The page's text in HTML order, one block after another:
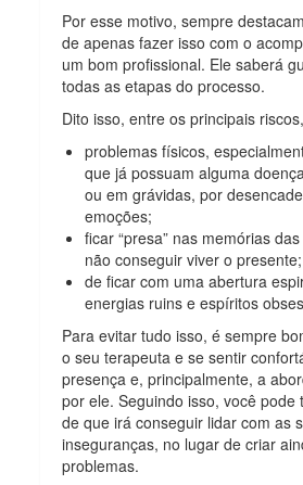
Por esse motivo, sempre
de apenas fazer isso com o
um bom profissional. Ele saberá
todas as etapas do processo.
Dito isso, entre os principais
problemas físicos,
que já possuam alguma
ou em grávidas, por
emoções;
ficar “presa” nas memórias
não conseguir viver o presente;
de ficar com uma abertura
energias ruins e espíritos
Para evitar tudo isso, é sempre
o seu terapeuta e se sentir
presença e, principalmente, a
por ele. Seguindo isso, você pode
de que irá conseguir lidar com as
inseguranças, no lugar de criar
problemas.